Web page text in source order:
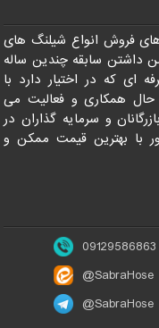
فروش انواع شیلنگ های
داشتن سابقه چندین ساله
که در اختیار دارد با
حال همکاری و فعالیت می
و سرمایه گذاران در
با بهترین قیمت ممکن و
09129586863
@SabraHose
@SabraHose